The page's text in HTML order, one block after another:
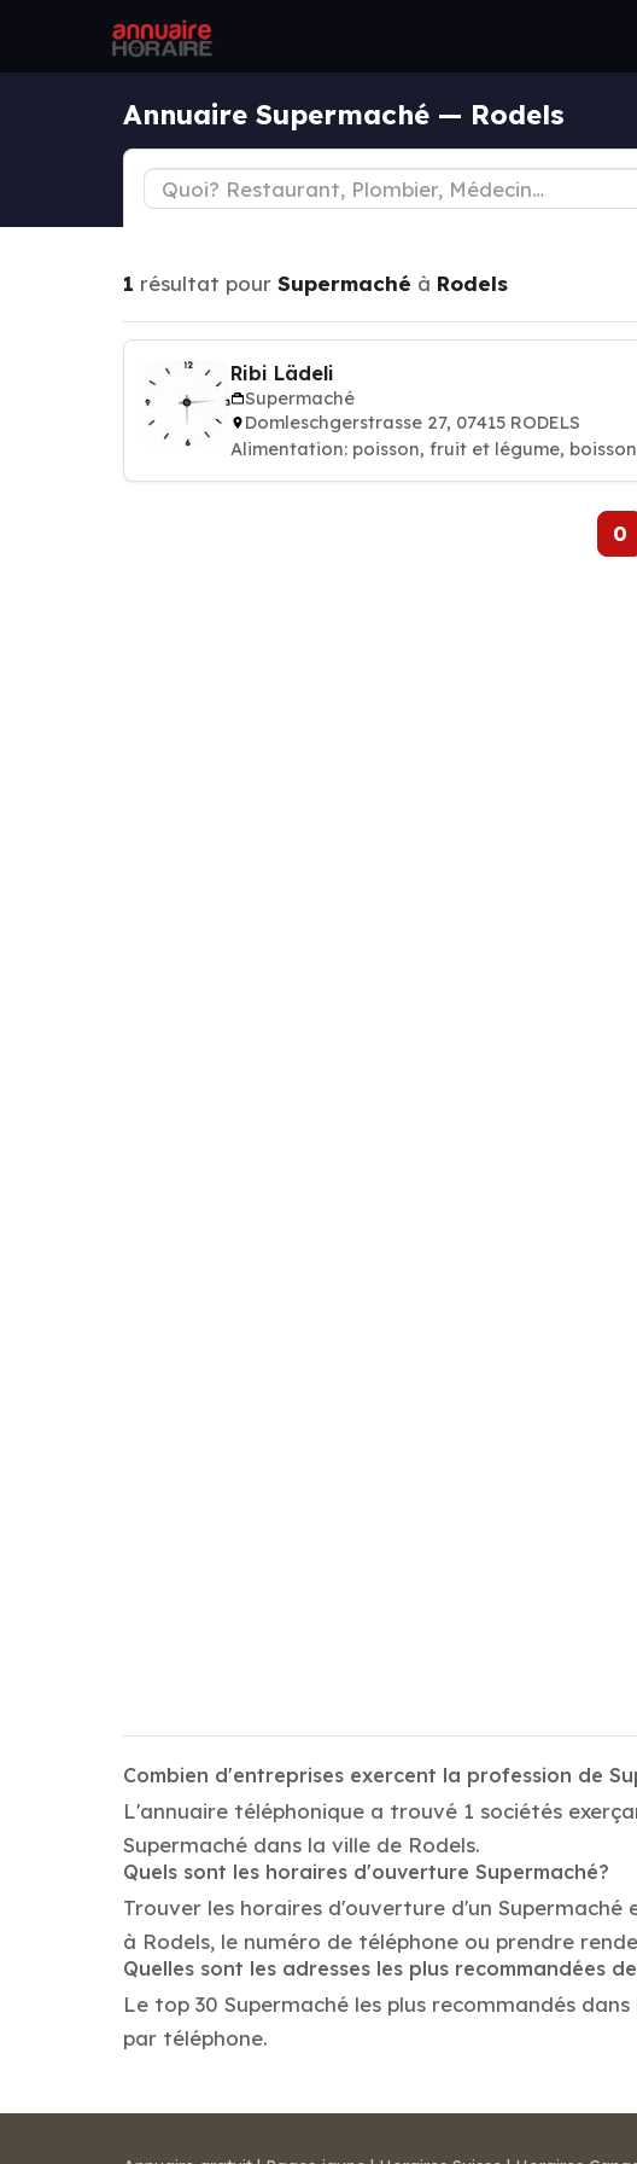
Annuaire Supermaché — Rodels
1 résultat pour Supermaché à Rodels
Ribi Lädeli
Supermaché
Domleschgerstrasse 27, 07415 RODELS
Alimentation: poisson, fruit et légume,
0
Combien d'entreprises exercent la profession de
L'annuaire téléphonique a trouvé 1 sociétés
Supermaché dans la ville de Rodels.
Quels sont les horaires d'ouverture Supermaché?
Trouver les horaires d'ouverture d'un Supermaché
à Rodels, le numéro de téléphone ou prendre
Quelles sont les adresses les plus recommandées
Le top 30 Supermaché les plus recommandés
par téléphone.